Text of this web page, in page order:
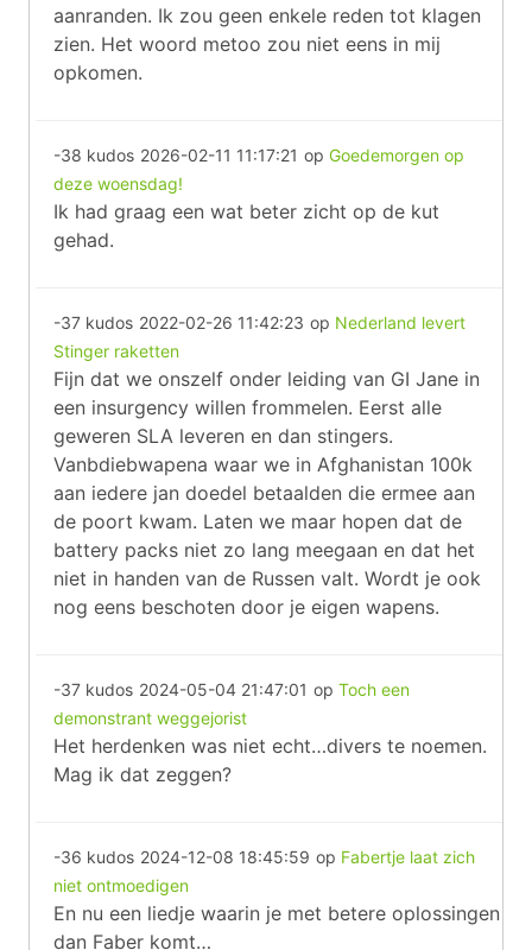
aanranden. Ik zou geen enkele reden tot klagen
zien. Het woord metoo zou niet eens in mij
opkomen.
-38 kudos 2026-02-11 11:17:21 op Goedemorgen op
deze woensdag!
Ik had graag een wat beter zicht op de kut
gehad.
-37 kudos 2022-02-26 11:42:23 op Nederland levert
Stinger raketten
Fijn dat we onszelf onder leiding van GI Jane in
een insurgency willen frommelen. Eerst alle
geweren SLA leveren en dan stingers.
Vanbdiebwapena waar we in Afghanistan 100k
aan iedere jan doedel betaalden die ermee aan
de poort kwam. Laten we maar hopen dat de
battery packs niet zo lang meegaan en dat het
niet in handen van de Russen valt. Wordt je ook
nog eens beschoten door je eigen wapens.
-37 kudos 2024-05-04 21:47:01 op Toch een
demonstrant weggejorist
Het herdenken was niet echt…divers te noemen.
Mag ik dat zeggen?
-36 kudos 2024-12-08 18:45:59 op Fabertje laat zich
niet ontmoedigen
En nu een liedje waarin je met betere oplossingen
dan Faber komt…